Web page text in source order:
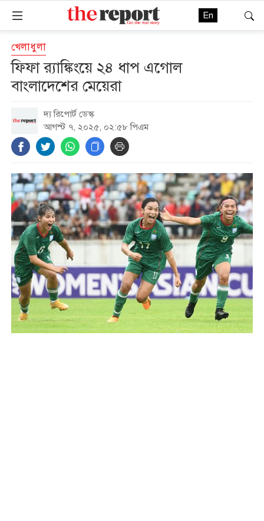
En
খেলাধুলা
ফিফা র‍্যাঙ্কিংয়ে ২৪ ধাপ এগোল
বাংলাদেশের মেয়েরা
দ্য রিপোর্ট ডেস্ক
আগস্ট ৭, ২০২৫, ০২:৫৮ পিএম